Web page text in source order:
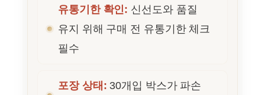
유통기한 확인: 신선도와 품질
유지 위해 구매 전 유통기한 체크
필수
포장 상태: 30개입 박스가 파손